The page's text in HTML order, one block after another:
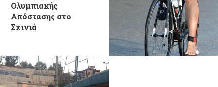
Ολυμπιακής
Απόστασης στο
Σχινιά